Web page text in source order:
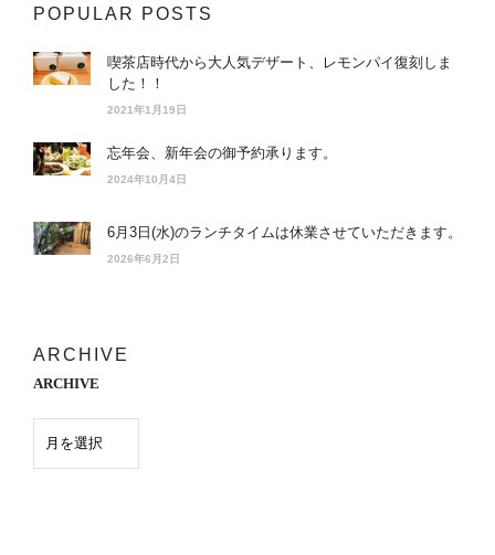
POPULAR POSTS
喫茶店時代から大人気デザート、レモンパイ復刻しま
した！！
2021年1月19日
忘年会、新年会の御予約承ります。
2024年10月4日
6月3日(水)のランチタイムは休業させていただきます。
2026年6月2日
ARCHIVE
ARCHIVE